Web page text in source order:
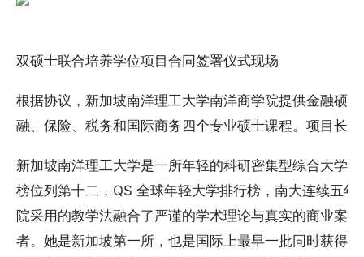
双硕士联合培养学位项目合同签署仪式现场
根据协议，新加坡南洋理工大学南洋商学院提供金融硕
融、保险、税务和国际商务四个专业硕士课程。项目长
新加坡南洋理工大学是一所年轻的科研密集型综合大学
榜位列第十二，QS 全球年轻大学排行榜，南大连续五
院采用的教学法融合了严谨的学术理论与真实的商业案
者。她是新加坡第一所，也是国际上最早一批同时获得